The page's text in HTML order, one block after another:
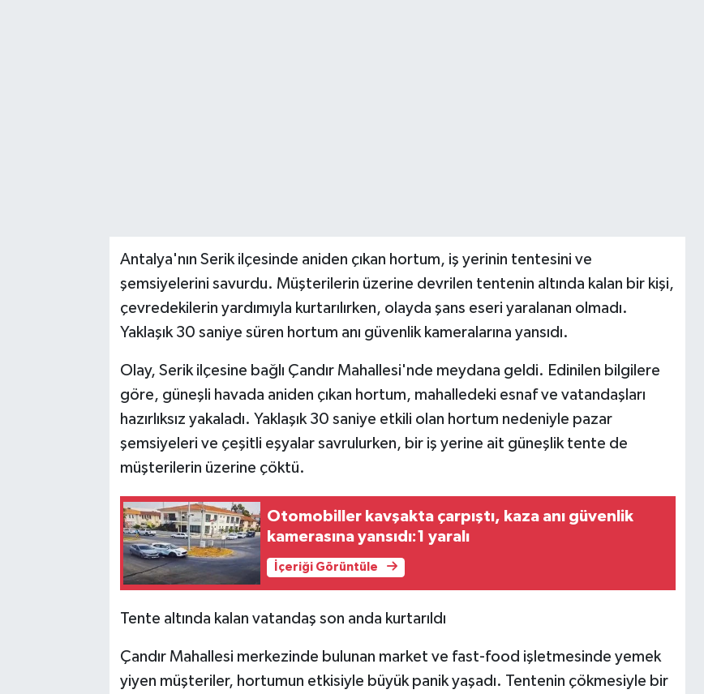
Antalya'nın Serik ilçesinde aniden çıkan hortum, iş yerinin tentesini ve
şemsiyelerini savurdu. Müşterilerin üzerine devrilen tentenin altında kalan bir kişi,
çevredekilerin yardımıyla kurtarılırken, olayda şans eseri yaralanan olmadı.
Yaklaşık 30 saniye süren hortum anı güvenlik kameralarına yansıdı.
Olay, Serik ilçesine bağlı Çandır Mahallesi'nde meydana geldi. Edinilen bilgilere
göre, güneşli havada aniden çıkan hortum, mahalledeki esnaf ve vatandaşları
hazırlıksız yakaladı. Yaklaşık 30 saniye etkili olan hortum nedeniyle pazar
şemsiyeleri ve çeşitli eşyalar savrulurken, bir iş yerine ait güneşlik tente de
müşterilerin üzerine çöktü.
Otomobiller kavşakta çarpıştı, kaza anı güvenlik
kamerasına yansıdı:1 yaralı
İçeriği Görüntüle
Tente altında kalan vatandaş son anda kurtarıldı
Çandır Mahallesi merkezinde bulunan market ve fast-food işletmesinde yemek
yiyen müşteriler, hortumun etkisiyle büyük panik yaşadı. Tentenin çökmesiyle bir